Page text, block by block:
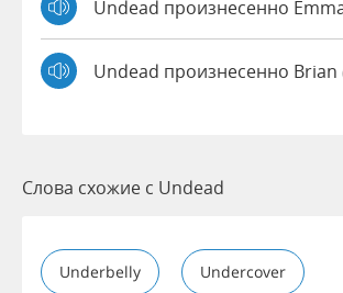
Undead произнесенно
Undead произнесенно Brian
Слова схожие с Undead
Underbelly Undercover